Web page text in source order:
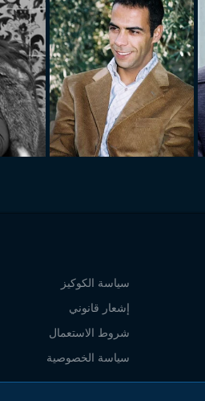
سياسة الكوكيز
إشعار قانوني
شروط الاستعمال
سياسة الخصوصية